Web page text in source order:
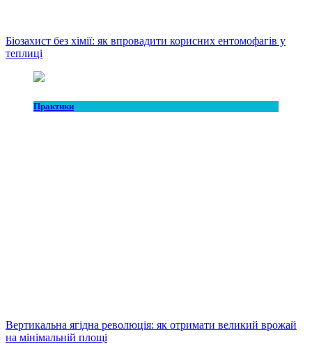
Біозахист без хімії: як впровадити корисних ентомофагів у
теплиці
Практики
Вертикальна ягідна революція: як отримати великий врожай
на мінімальній площі